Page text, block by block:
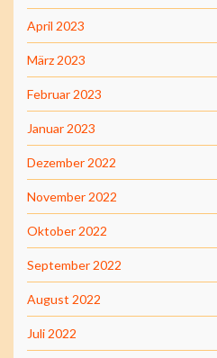
April 2023
März 2023
Februar 2023
Januar 2023
Dezember 2022
November 2022
Oktober 2022
September 2022
August 2022
Juli 2022